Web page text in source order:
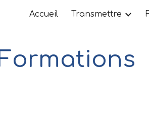
Skip
Accueil Transmettre